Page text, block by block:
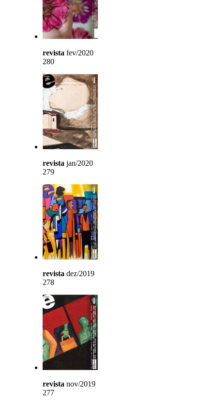
revista fev/2020
280
revista jan/2020
279
revista dez/2019
278
revista nov/2019
277